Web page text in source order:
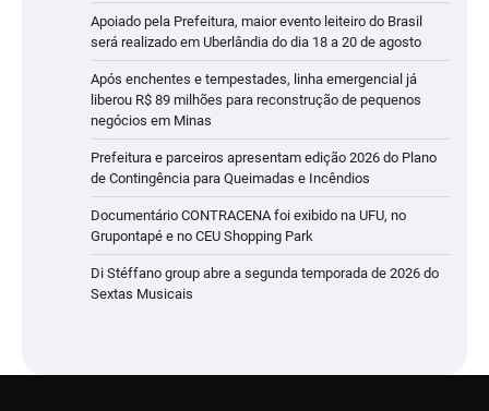
Apoiado pela Prefeitura, maior evento leiteiro do Brasil
será realizado em Uberlândia do dia 18 a 20 de agosto
Após enchentes e tempestades, linha emergencial já
liberou R$ 89 milhões para reconstrução de pequenos
negócios em Minas
Prefeitura e parceiros apresentam edição 2026 do Plano
de Contingência para Queimadas e Incêndios
Documentário CONTRACENA foi exibido na UFU, no
Grupontapé e no CEU Shopping Park
Di Stéffano group abre a segunda temporada de 2026 do
Sextas Musicais